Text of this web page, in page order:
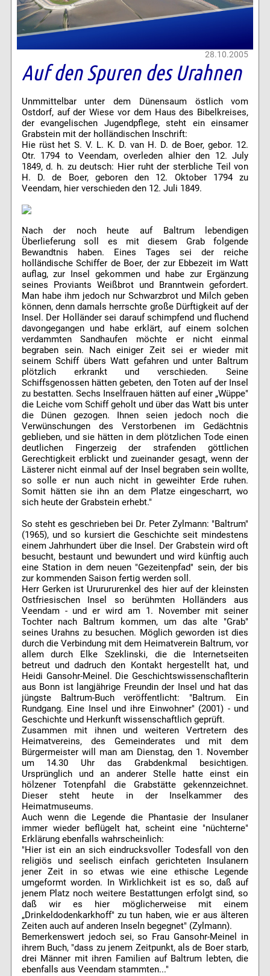
28.10.2005
Auf den Spuren des Urahnen
Unmmittelbar unter dem Dünensaum östlich vom
Ostdorf, auf der Wiese vor dem Haus des Bibelkreises,
der evangelischen Jugendpflege, steht ein einsamer
Grabstein mit der holländischen Inschrift:
Hie rüst het S. V. L. K. D. van H. D. de Boer, gebor. 12.
Otr. 1794 to Veendam, overleden alhier den 12. July
1849, d. h. zu deutsch: Hier ruht der sterbliche Teil von
H. D. de Boer, geboren den 12. Oktober 1794 zu
Veendam, hier verschieden den 12. Juli 1849.
Nach der noch heute auf Baltrum lebendigen
Überlieferung soll es mit diesem Grab folgende
Bewandtnis haben. Eines Tages sei der reiche
holländische Schiffer de Boer, der zur Ebbezeit im Watt
auflag, zur Insel gekommen und habe zur Ergänzung
seines Proviants Weißbrot und Branntwein gefordert.
Man habe ihm jedoch nur Schwarzbrot und Milch geben
können, denn damals herrschte große Dürftigkeit auf der
Insel. Der Holländer sei darauf schimpfend und fluchend
davongegangen und habe erklärt, auf einem solchen
verdammten Sandhaufen möchte er nicht einmal
begraben sein. Nach einiger Zeit sei er wieder mit
seinem Schiff übers Watt gefahren und unter Baltrum
plötzlich erkrankt und verschieden. Seine
Schiffsgenossen hätten gebeten, den Toten auf der Insel
zu bestatten. Sechs Inselfrauen hätten auf einer „Wüppe"
die Leiche vom Schiff geholt und über das Watt bis unter
die Dünen gezogen. Ihnen seien jedoch noch die
Verwünschungen des Verstorbenen im Gedächtnis
geblieben, und sie hätten in dem plötzlichen Tode einen
deutlichen Fingerzeig der strafenden göttlichen
Gerechtigkeit erblickt und zueinander gesagt, wenn der
Lästerer nicht einmal auf der Insel begraben sein wollte,
so solle er nun auch nicht in geweihter Erde ruhen.
Somit hätten sie ihn an dem Platze eingescharrt, wo
sich heute der Grabstein erhebt."
So steht es geschrieben bei Dr. Peter Zylmann: "Baltrum"
(1965), und so kursiert die Geschichte seit mindestens
einem Jahrhundert über die Insel. Der Grabstein wird oft
besucht, bestaunt und bewundert und wird künftig auch
eine Station in dem neuen "Gezeitenpfad" sein, der bis
zur kommenden Saison fertig werden soll.
Herr Gerken ist Ururururenkel des hier auf der kleinsten
Ostfriesischen Insel so berühmten Holländers aus
Veendam - und er wird am 1. November mit seiner
Tochter nach Baltrum kommen, um das alte "Grab"
seines Urahns zu besuchen. Möglich geworden ist dies
durch die Verbindung mit dem Heimatverein Baltrum, vor
allem durch Elke Szeklinski, die die Internetseiten
betreut und dadruch den Kontakt hergestellt hat, und
Heidi Gansohr-Meinel. Die Geschichtswissenschaflterin
aus Bonn ist langjährige Freundin der Insel und hat das
jüngste Baltrum-Buch veröffentlicht: "Baltrum. Ein
Rundgang. Eine Insel und ihre Einwohner" (2001) - und
Geschichte und Herkunft wissenschaftlich geprüft.
Zusammen mit ihnen und weiteren Vertretern des
Heimatvereins, des Gemeinderates und mit dem
Bürgermeister will man am Dienstag, den 1. November
um 14.30 Uhr das Grabdenkmal besichtigen.
Ursprünglich und an anderer Stelle hatte einst ein
hölzener Totenpfahl die Grabstätte gekennzeichnet.
Dieser steht heute in der Inselkammer des
Heimatmuseums.
Auch wenn die Legende die Phantasie der Insulaner
immer wieder beflügelt hat, scheint eine "nüchterne"
Erklärung ebenfalls wahrscheinlich:
"Hier ist ein an sich eindrucksvoller Todesfall von den
religiös und seelisch einfach gerichteten Insulanern
jener Zeit in so etwas wie eine ethische Legende
umgeformt worden. In Wirklichkeit ist es so, daß auf
jenem Platz noch weitere Bestattungen erfolgt sind, so
daß wir es hier möglicherweise mit einem
„Drinkeldodenkarkhoff" zu tun haben, wie er aus älteren
Zeiten auch auf anderen Inseln begegnet" (Zylmann).
Bemerkenswert jedoch sei, so Frau Gansohr-Meinel in
ihrem Buch, "dass zu jenem Zeitpunkt, als de Boer starb,
drei Männer mit ihren Familien auf Baltrum lebten, die
ebenfalls aus Veendam stammten..."